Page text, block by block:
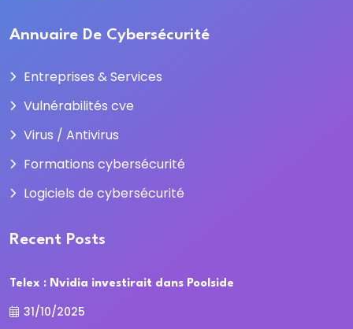
Annuaire De Cybersécurité
Entreprises & Services
Vulnérabilités cve
Virus / Antivirus
Formations cybersécurité
Logiciels de cybersécurité
Recent Posts
Telex : Nvidia investirait dans Poolside
31/10/2025